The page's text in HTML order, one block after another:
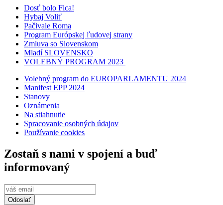
Dosť bolo Fica!
Hybaj Voliť
Pačivale Roma
Program Európskej ľudovej strany
Zmluva so Slovenskom
Mladí SLOVENSKO
VOLEBNÝ PROGRAM 2023
Volebný program do EUROPARLAMENTU 2024
Manifest EPP 2024
Stanovy
Oznámenia
Na stiahnutie
Spracovanie osobných údajov
Používanie cookies
Zostaň s nami v spojení a buď
informovaný
Odoslať